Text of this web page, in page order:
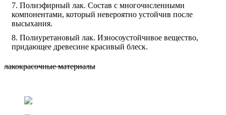
Полиэфирный лак. Состав с многочисленными
компонентами, который невероятно устойчив после
высыхания.
Полиуретановый лак. Износоустойчивое вещество,
придающее древесине красивый блеск.
лакокрасочные материалы